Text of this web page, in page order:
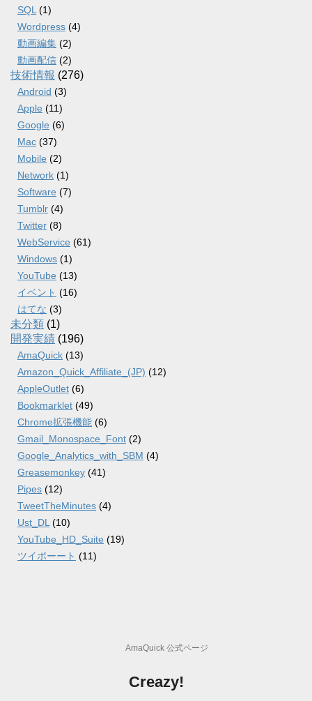
SQL (1)
Wordpress (4)
動画編集 (2)
動画配信 (2)
技術情報 (276)
Android (3)
Apple (11)
Google (6)
Mac (37)
Mobile (2)
Network (1)
Software (7)
Tumblr (4)
Twitter (8)
WebService (61)
Windows (1)
YouTube (13)
イベント (16)
はてな (3)
未分類 (1)
開発実績 (196)
AmaQuick (13)
Amazon_Quick_Affiliate_(JP) (12)
AppleOutlet (6)
Bookmarklet (49)
Chrome拡張機能 (6)
Gmail_Monospace_Font (2)
Google_Analytics_with_SBM (4)
Greasemonkey (41)
Pipes (12)
TweetTheMinutes (4)
Ust_DL (10)
YouTube_HD_Suite (19)
ツイポーート (11)
AmaQuick 公式ページ
Creazy!